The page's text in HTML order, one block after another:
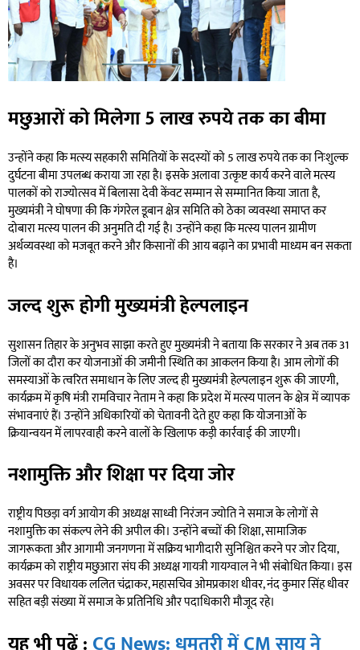
मछुआरों को मिलेगा 5 लाख रुपये तक का बीमा
उन्होंने कहा कि मत्स्य सहकारी समितियों के सदस्यों को 5 लाख रुपये तक का निःशुल्क
दुर्घटना बीमा उपलब्ध कराया जा रहा है। इसके अलावा उत्कृष्ट कार्य करने वाले मत्स्य
पालकों को राज्योत्सव में बिलासा देवी केंवट सम्मान से सम्मानित किया जाता है,
मुख्यमंत्री ने घोषणा की कि गंगरेल डूबान क्षेत्र समिति को ठेका व्यवस्था समाप्त कर
दोबारा मत्स्य पालन की अनुमति दी गई है। उन्होंने कहा कि मत्स्य पालन ग्रामीण
अर्थव्यवस्था को मजबूत करने और किसानों की आय बढ़ाने का प्रभावी माध्यम बन सकता
है।
जल्द शुरू होगी मुख्यमंत्री हेल्पलाइन
सुशासन तिहार के अनुभव साझा करते हुए मुख्यमंत्री ने बताया कि सरकार ने अब तक 31
जिलों का दौरा कर योजनाओं की जमीनी स्थिति का आकलन किया है। आम लोगों की
समस्याओं के त्वरित समाधान के लिए जल्द ही मुख्यमंत्री हेल्पलाइन शुरू की जाएगी,
कार्यक्रम में कृषि मंत्री रामविचार नेताम ने कहा कि प्रदेश में मत्स्य पालन के क्षेत्र में व्यापक
संभावनाएं हैं। उन्होंने अधिकारियों को चेतावनी देते हुए कहा कि योजनाओं के
क्रियान्वयन में लापरवाही करने वालों के खिलाफ कड़ी कार्रवाई की जाएगी।
नशामुक्ति और शिक्षा पर दिया जोर
राष्ट्रीय पिछड़ा वर्ग आयोग की अध्यक्ष साध्वी निरंजन ज्योति ने समाज के लोगों से
नशामुक्ति का संकल्प लेने की अपील की। उन्होंने बच्चों की शिक्षा, सामाजिक
जागरूकता और आगामी जनगणना में सक्रिय भागीदारी सुनिश्चित करने पर जोर दिया,
कार्यक्रम को राष्ट्रीय मछुआरा संघ की अध्यक्ष गायत्री गायग्वाल ने भी संबोधित किया। इस
अवसर पर विधायक ललित चंद्राकर, महासचिव ओमप्रकाश धीवर, नंद कुमार सिंह धीवर
सहित बड़ी संख्या में समाज के प्रतिनिधि और पदाधिकारी मौजूद रहे।